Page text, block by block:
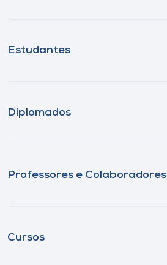
Estudantes
Diplomados
Professores e Colaboradores
Cursos